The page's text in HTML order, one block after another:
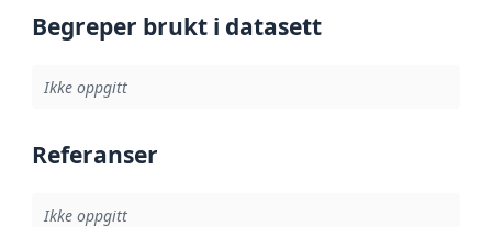
Begreper brukt i datasett
Ikke oppgitt
Referanser
Ikke oppgitt